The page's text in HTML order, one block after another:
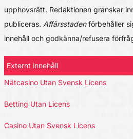
upphovsrätt. Redaktionen granskar
publiceras. Affärsstadenförbehåller
innehåll och godkänna/refusera
Externt innehåll
Nätcasino Utan Svensk Licens
Betting Utan Licens
Casino Utan Svensk Licens